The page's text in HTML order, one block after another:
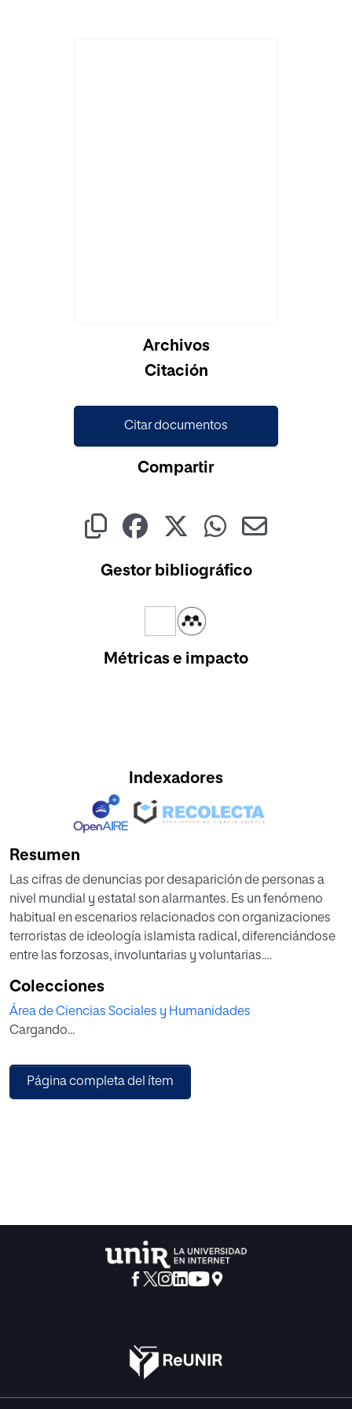
Archivos
Citación
Citar documentos
Compartir
Gestor bibliográfico
Métricas e impacto
Indexadores
Resumen
Las cifras de denuncias por desaparición de personas a
nivel mundial y estatal son alarmantes. Es un fenómeno
habitual en escenarios relacionados con organizaciones
terroristas de ideología islamista radical, diferenciándose
entre las forzosas, involuntarias y voluntarias.
los desaparecidos y el terrorismo yihadista clasificando
los diferentes tipos de escenarios asociados. Se analizan
las cifras de desapariciones en España, los protocolos y
problemática, detectando el perfil de riesgo de violencia
islamista radical.
forma resiliente, para ser adaptada a los nuevos retos que
propone la seguridad nacional.
Colecciones
Área de Ciencias Sociales y Humanidades
Cargando...
Página completa del ítem